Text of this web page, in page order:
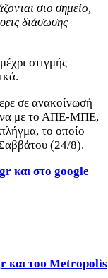
στο σημείο,
διάσωσης
στιγμής
σε ανακοίνωσή
με το ΑΠΕ-ΜΠΕ,
το οποίο
(24/8).
gr και στο google
και του Metropolis